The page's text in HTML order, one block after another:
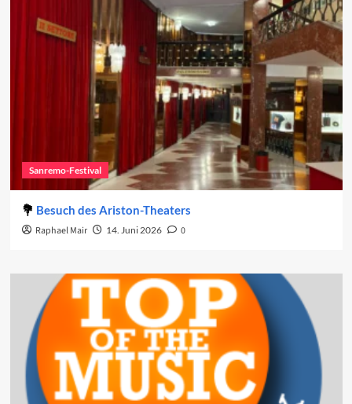
Sanremo-Festival
Besuch des Ariston-Theaters
Raphael Mair 14. Juni 2026 0